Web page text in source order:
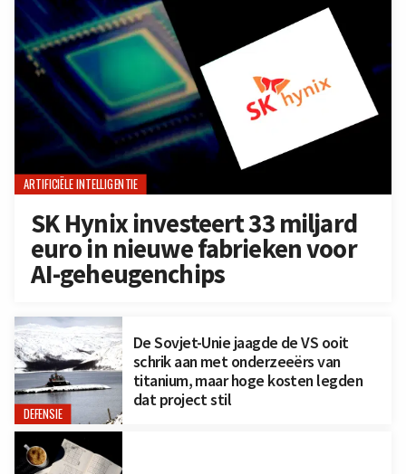
ARTIFICIËLE INTELLIGENTIE
SK Hynix investeert 33 miljard
euro in nieuwe fabrieken voor
AI-geheugenchips
DEFENSIE
De Sovjet-Unie jaagde de VS ooit
schrik aan met onderzeeërs van
titanium, maar hoge kosten legden
dat project stil